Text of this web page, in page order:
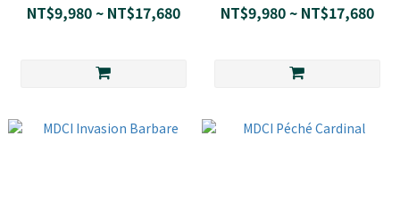
NT$9,980 ~ NT$17,680 NT$9,980 ~ NT$17,680